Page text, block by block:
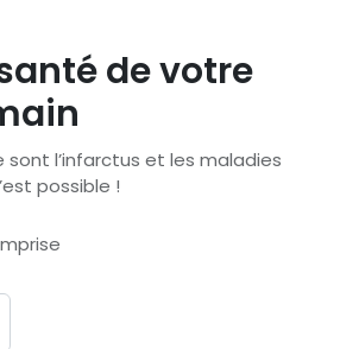
de votre
sont l’infarctus et les maladies
possible !